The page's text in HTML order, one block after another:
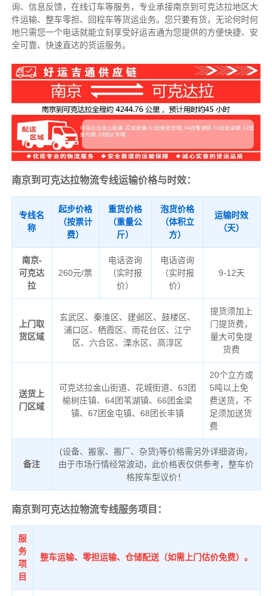
询、信息反馈，在线订车等服务， 专业承接南京到可克达拉地区大
件运输、整车零担、回程车等货运业务。 您只要有货，无论何时何
地只需您一个电话就能立刻享受好运吉通为您提供的方便快捷、安
全可靠、快速直达的货运服务。
南京到可克达拉物流专线运输价格与时效：
专线名
称
起步价格
（按票计
费）
重货价格
（重量公
斤）
泡货价格
（体积立
方）
运输时效
（天）
南京-
可克达
拉
260元/票
电话咨询
（实时报
价）
电话咨询
（实时报
价）
9-12天
上门取
货区域
玄武区、秦淮区、建邺区、鼓楼区、
浦口区、栖霞区、雨花台区、江宁
区、六合区、溧水区、高淳区
提货须加上
门提货费，
量大可免提
货费
送货上
门区域
可克达拉金山街道、花城街道、63团
榆树庄镇、64团苇湖镇、66团金梁
镇、67团金屯镇、68团长丰镇
20个立方或
5吨以上免
费送货，不
足须加送货
费
备注
(设备、搬家、搬厂、杂货)等价格需另外详细咨询，
由于市场行情经常波动，此价格表仅供参考，整车价
格按车型议价！
南京到可克达拉物流专线服务项目：
服
务
项
目
整车运输、零担运输、仓储配送（如需上门估价免费）。